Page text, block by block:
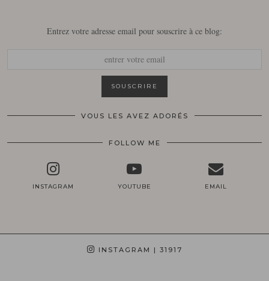
Entrez votre adresse email pour souscrire à ce blog:
VOUS LES AVEZ ADORÉS
FOLLOW ME
INSTAGRAM YOUTUBE EMAIL
INSTAGRAM | 31917